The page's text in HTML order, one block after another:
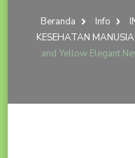
Beranda Info
KESEHATAN
and Yellow Elegant